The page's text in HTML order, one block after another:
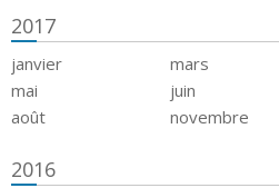
2017
janvier mars
mai
juin
août
novembre
2016